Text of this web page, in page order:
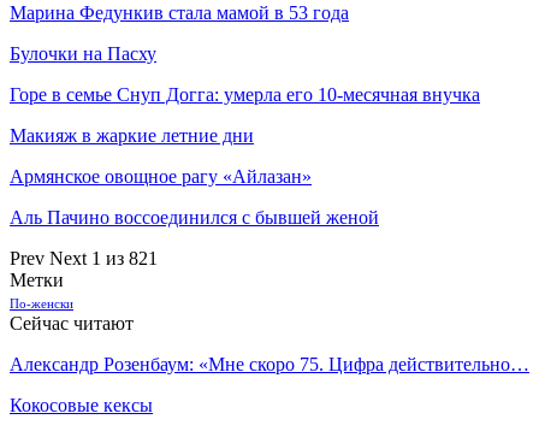
Марина Федункив стала мамой в 53 года
Булочки на Пасху
Горе в семье Снуп Догга: умерла его 10-месячная внучка
Макияж в жаркие летние дни
Армянское овощное рагу «Айлазан»
Аль Пачино воссоединился с бывшей женой
Prev Next 1 из 821
Метки
По-женски
Сейчас читают
Александр Розенбаум: «Мне скоро 75. Цифра действительно…
Кокосовые кексы